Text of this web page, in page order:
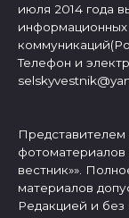
июля 2014 года
информационных
Телефон и
Представителем
фотоматериалов
вестник»».
материалов
Редакцией и без